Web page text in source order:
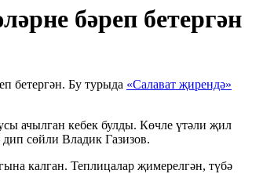
бәреп бетергән
бетергән. Бу турыда «Салават җирендә»
ачылган кебек булды. Көчле үтәли җил
сөйли Владик Газизов.
калган. Теплицалар җимерелгән, түбә